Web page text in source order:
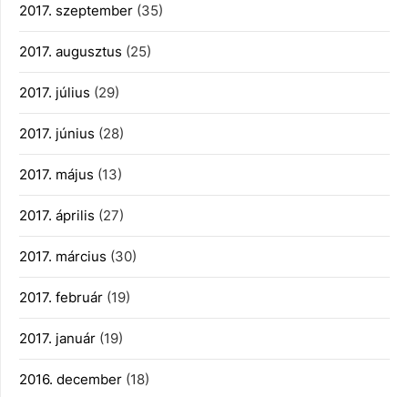
2017. szeptember (35)
2017. augusztus (25)
2017. július (29)
2017. június (28)
2017. május (13)
2017. április (27)
2017. március (30)
2017. február (19)
2017. január (19)
2016. december (18)